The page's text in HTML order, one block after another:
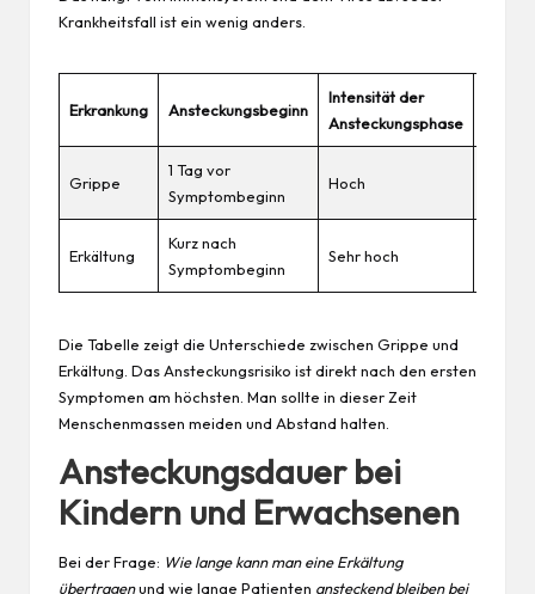
Krankheitsfall ist ein wenig anders.
Erkrankung Ansteckungsbeginn
Intensität der
Ansteckungsphase
Grippe
1 Tag vor
Symptombeginn
Hoch
Erkältung
Kurz nach
Symptombeginn
Sehr hoch
Die Tabelle zeigt die Unterschiede zwischen Grippe und
Erkältung. Das Ansteckungsrisiko ist direkt nach den ersten
Symptomen am höchsten. Man sollte in dieser Zeit
Menschenmassen meiden und Abstand halten.
Ansteckungsdauer bei
Kindern und Erwachsenen
Bei der Frage: Wie lange kann man eine Erkältung
übertragenund wie lange Patienten ansteckend bleiben bei